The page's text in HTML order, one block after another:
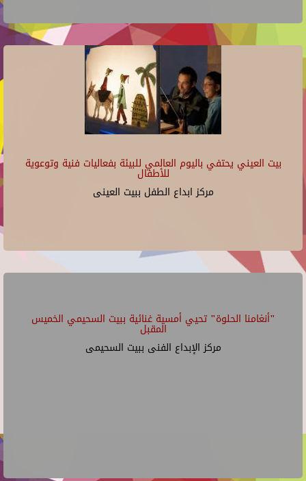
بيت العيني يحتفي باليوم العالمي للبيئة بفعاليات فنية وتوعوية
للأطفال
مركز ابداع الطفل ببيت العينى
"أنغامنا الحلوة" تحيي أمسية غنائية ببيت السحيمي الخميس
المقبل
مركز الإبداع الفنى ببيت السحيمى